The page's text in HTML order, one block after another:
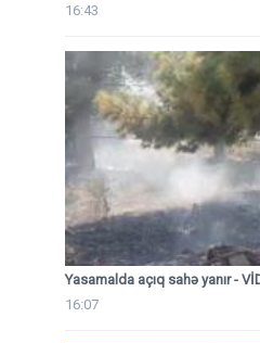
16:43
Yasamalda açıq sahə yanır -
16:07